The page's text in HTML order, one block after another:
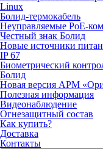
Linux
Болид-термокабель
Неуправляемые PoE-
Честный знак Болид
Новые источники
IP 67
Биометрический
Болид
Новая версия АРМ
Полезная информация
Видеонаблюдение
Огнезащитный состав
Как купить?
Доставка
Контакты